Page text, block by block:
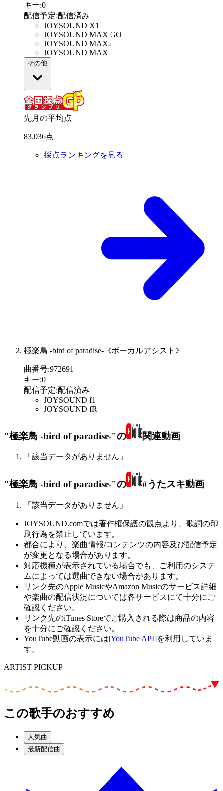
キー:0
配信予定:配信済み
JOYSOUND X1
JOYSOUND MAX GO
JOYSOUND MAX2
JOYSOUND MAX
その他
先月の平均点
83.036点
採点ランキングを見る
極楽鳥 -bird of paradise-《ボーカルアシスト》
曲番号:972691
キー:0
配信予定:配信済み
JOYSOUND f1
JOYSOUND fR
"極楽鳥 -bird of paradise-"の 関連動画
「該当データがありません」
"極楽鳥 -bird of paradise-"の #うたスキ動画
「該当データがありません」
JOYSOUND.comでは著作権保護の観点より、歌詞の印
刷行為を禁止しています。
都合により、楽曲情報/コンテンツの内容及び配信予定
が変更となる場合があります。
対応機種が表示されている場合でも、ご利用のシステ
ムによっては選曲できない場合があります。
リンク先のApple MusicやAmazon Musicのサービス詳細
や楽曲の配信状況については各サービスにて十分にご
確認ください。
リンク先のiTunes Storeでご購入される際は商品の内容
を十分にご確認ください。
YouTube動画の表示には[YouTube API]を利用していま
す。
ARTIST PICKUP
この歌手のおすすめ
人気曲
最新配信曲